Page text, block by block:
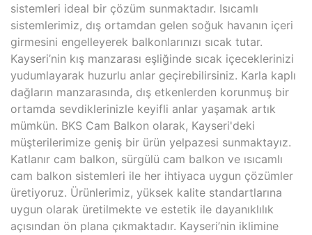
sistemleri ideal bir çözüm sunmaktadır. Isıcamlı
sistemlerimiz, dış ortamdan gelen soğuk havanın içeri
girmesini engelleyerek balkonlarınızı sıcak tutar.
Kayseri’nin kış manzarası eşliğinde sıcak içeceklerinizi
yudumlayarak huzurlu anlar geçirebilirsiniz. Karla kaplı
dağların manzarasında, dış etkenlerden korunmuş bir
ortamda sevdiklerinizle keyifli anlar yaşamak artık
mümkün. BKS Cam Balkon olarak, Kayseri'deki
müşterilerimize geniş bir ürün yelpazesi sunmaktayız.
Katlanır cam balkon, sürgülü cam balkon ve ısıcamlı
cam balkon sistemleri ile her ihtiyaca uygun çözümler
üretiyoruz. Ürünlerimiz, yüksek kalite standartlarına
uygun olarak üretilmekte ve estetik ile dayanıklılık
açısından ön plana çıkmaktadır. Kayseri’nin iklimine